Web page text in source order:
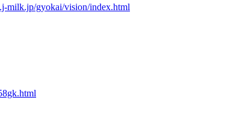
milk.jp/gyokai/vision/index.html